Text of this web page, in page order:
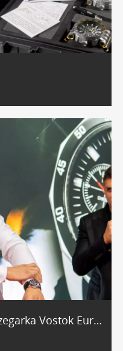
TYBUR – Nowa limitacja zegarka Vostok Europe